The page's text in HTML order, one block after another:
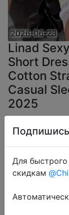
2026-06-23
Linad
Short
Cotton
Casual
2025
Подпишись
Для
скидкам